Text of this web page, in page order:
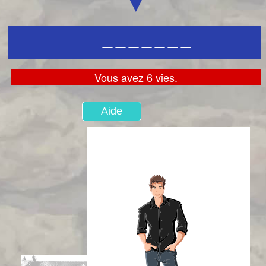
Vous avez 6 vies.
Aide